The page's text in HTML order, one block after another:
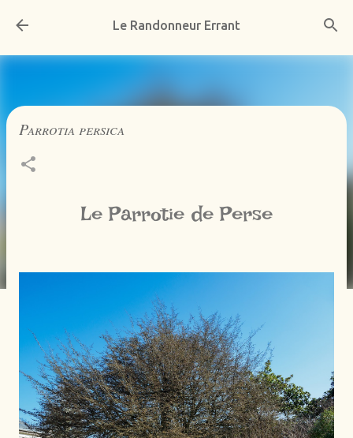
Accéder au contenu principal
Le Randonneur Errant
Parrotia persica
Le Parrotie de Perse